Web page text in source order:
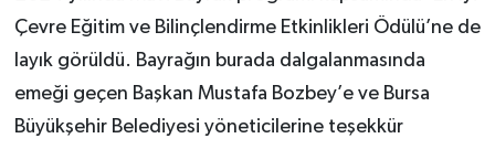
Çevre Eğitim ve Bilinçlendirme Etkinlikleri Ödülü’ne de
layık görüldü. Bayrağın burada dalgalanmasında
emeği geçen Başkan Mustafa Bozbey’e ve Bursa
Büyükşehir Belediyesi yöneticilerine teşekkür